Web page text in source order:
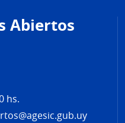
Abiertos
hs.